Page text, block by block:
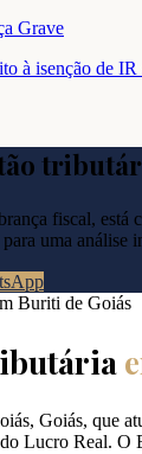
Grave
à isenção de
fiscal,
uma análise
Buriti de Goiás
Goiás, que
Lucro Real. O